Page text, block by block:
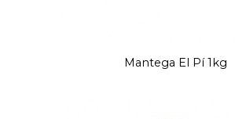
Mantega El Pí 1kg